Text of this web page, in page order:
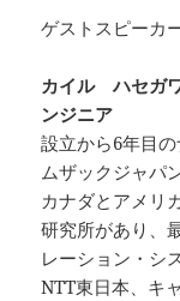
ゲストスピーカ
カイル ハセガ
ンジニア
設立から6年目の
ムザックジャパ
カナダとアメリ
研究所があり、
レーション・シ
NTT東日本、キ